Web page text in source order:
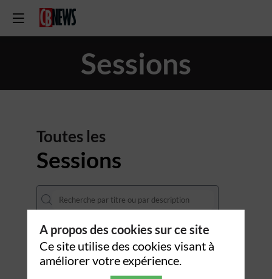
Sessions
Toutes les
Sessions
DATES
22 oct.
A propos des cookies sur ce site
Ce site utilise des cookies visant à
améliorer votre expérience.